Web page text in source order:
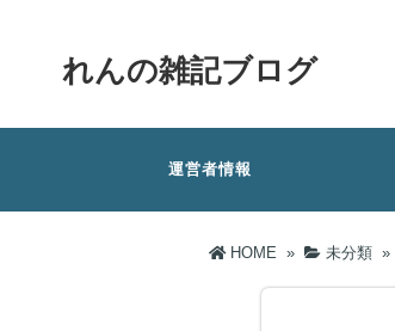
れんの雑記ブログ
運営者情報
HOME » 未分類 »